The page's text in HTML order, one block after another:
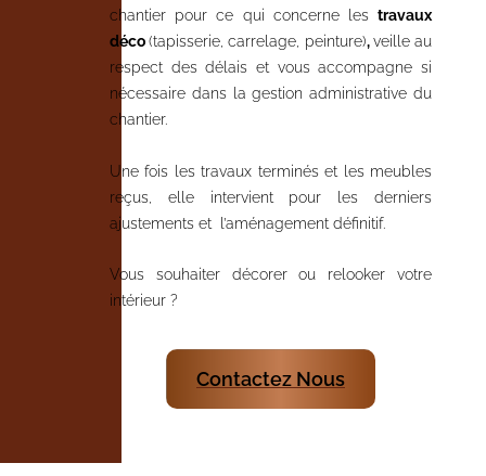
chantier pour ce qui concerne les travaux
déco(tapisserie, carrelage, peinture),veille au
respect des délais et vous accompagne si
nécessaire dans la gestion administrative du
chantier.
Une fois les travaux terminés et les meubles
reçus, elle intervient pour les derniers
ajustements et l’aménagement définitif.
Vous souhaiter décorer ou relooker votre
intérieur ?
Contactez Nous